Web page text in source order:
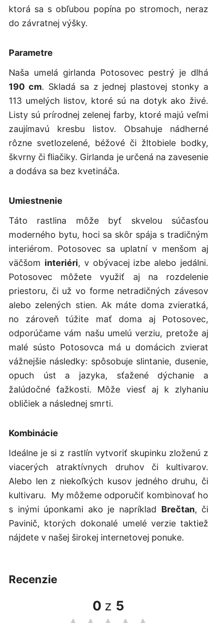
ktorá sa s obľubou popína po stromoch, neraz
do závratnej výšky.
Parametre
Naša umelá girlanda Potosovec pestrý je dlhá
190 cm. Skladá sa z jednej plastovej stonky a
113 umelých listov, ktoré sú na dotyk ako živé.
Listy sú prírodnej zelenej farby, ktoré majú veľmi
zaujímavú kresbu listov. Obsahuje nádherné
rôzne svetlozelené, béžové či žltobiele bodky,
škvrny či fliačiky. Girlanda je určená na zavesenie
a dodáva sa bez kvetináča.
Umiestnenie
Táto rastlina môže byť skvelou súčasťou
moderného bytu, hoci sa skôr spája s tradičným
interiérom. Potosovec sa uplatní v menšom aj
väčšom interiéri, v obývacej izbe alebo jedálni.
Potosovec môžete využiť aj na rozdelenie
priestoru, či už vo forme netradičných závesov
alebo zelených stien. Ak máte doma zvieratká,
no zároveň túžite mať doma aj Potosovec,
odporúčame vám našu umelú verziu, pretože aj
malé sústo Potosovca má u domácich zvierat
vážnejšie následky: spôsobuje slintanie, dusenie,
opuch úst a jazyka, sťažené dýchanie a
žalúdočné ťažkosti. Môže viesť aj k zlyhaniu
obličiek a následnej smrti.
Kombinácie
Ideálne je si z rastlín vytvoriť skupinku zloženú z
viacerých atraktívnych druhov či kultivarov.
Alebo len z niekoľkých kusov jedného druhu, či
kultivaru. My môžeme odporučiť kombinovať ho
s inými úponkami ako je napríklad Brečtan, či
Pavinič, ktorých dokonalé umelé verzie taktiež
nájdete v našej širokej internetovej ponuke.
recenzie
0 z 5